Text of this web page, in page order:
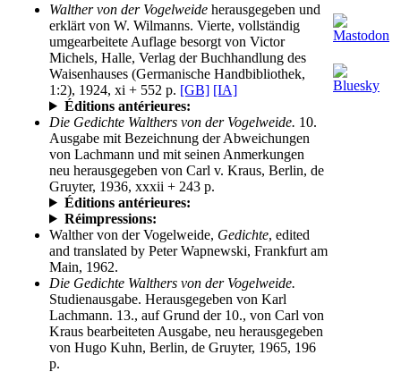
Walther von der Vogelweide herausgegeben und
erklärt von W. Wilmanns. Vierte, vollständig
umgearbeitete Auflage besorgt von Victor
Michels, Halle, Verlag der Buchhandlung des
Waisenhauses (Germanische Handbibliothek,
1:2), 1924, xi + 552 p. [GB] [IA]
Éditions antérieures:
Die Gedichte Walthers von der Vogelweide. 10.
Ausgabe mit Bezeichnung der Abweichungen
von Lachmann und mit seinen Anmerkungen
neu herausgegeben von Carl v. Kraus, Berlin, de
Gruyter, 1936, xxxii + 243 p.
Éditions antérieures:
Réimpressions:
Walther von der Vogelweide, Gedichte, edited
and translated by Peter Wapnewski, Frankfurt am
Main, 1962.
Die Gedichte Walthers von der Vogelweide.
Studienausgabe. Herausgegeben von Karl
Lachmann. 13., auf Grund der 10., von Carl von
Kraus bearbeiteten Ausgabe, neu herausgegeben
von Hugo Kuhn, Berlin, de Gruyter, 1965, 196
p.